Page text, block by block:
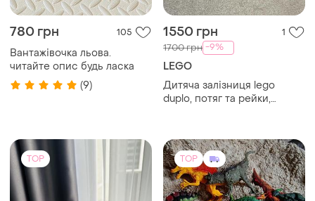
780 грн 105
Вантажівочка льова.
читайте опис будь ласка
(9)
1550 грн 1
1700 грн -9%
LEGO
Дитяча залізниця lego
duplo, потяг та рейки,
TOP TOP